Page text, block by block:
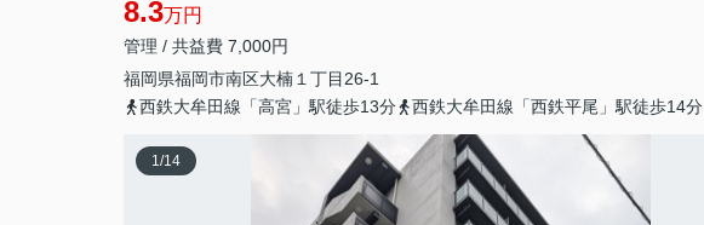
8.3万円
管理 / 共益費 7,000円
福岡県福岡市南区大楠１丁目26-1
西鉄大牟田線「高宮」駅徒歩13分
西鉄大牟田線「西鉄平尾」駅徒歩14分
1/14